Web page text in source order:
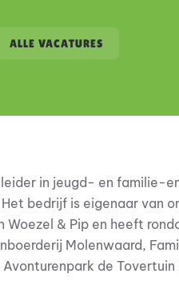
ALLE VACATURES
in jeugd- en familie-
bedrijf is eigenaar van
Woezel & Pip en heeft
Molenwaard,
Avonturenpark de